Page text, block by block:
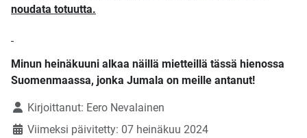
noudata totuutta.
Minun heinäkuuni alkaa näillä mietteillä tässä hienossa
Suomenmaassa, jonka Jumala on meille antanut!
TietojaKirjoittanut: Eero Nevalainen
Viimeksi päivitetty: 07 heinäkuu 2024